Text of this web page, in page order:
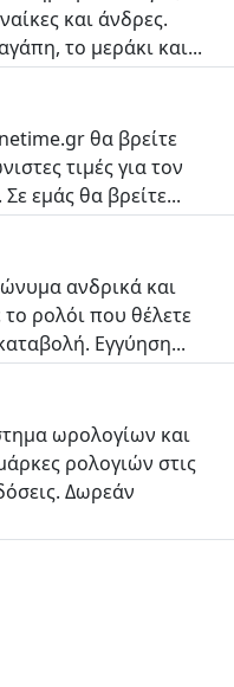
και άνδρες.
το μεράκι και...
θα βρείτε
τιμές για τον
εμάς θα βρείτε...
ανδρικά και
ρολόι που θέλετε
Εγγύηση...
ωρολογίων και
ρολογιών στις
Δωρεάν